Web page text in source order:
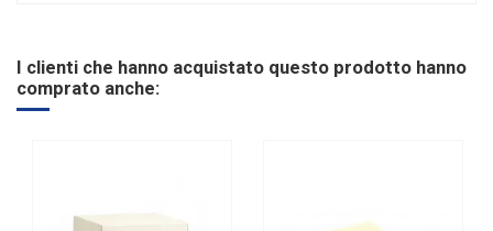
I clienti che hanno acquistato questo prodotto hanno
comprato anche: